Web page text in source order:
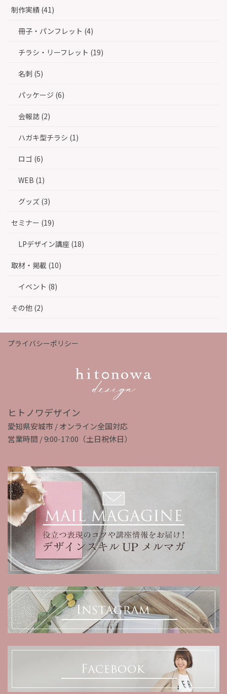
制作実績 (41)
冊子・パンフレット (4)
チラシ・リーフレット (19)
名刺 (5)
パッケージ (6)
会報誌 (2)
ハガキ型チラシ (1)
ロゴ (6)
WEB (1)
グッズ (3)
セミナー (19)
LPデザイン講座 (18)
取材・掲載 (10)
イベント (8)
その他 (2)
プライバシーポリシー
ヒトノワデザイン
愛知県安城市 / オンライン全国対応
営業時間 / 9:00-17:00（土日祝休日）